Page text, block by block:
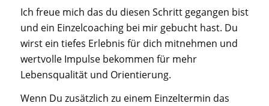
Ich freue mich das du diesen Schritt gegangen bist
und ein Einzelcoaching bei mir gebucht hast. Du
wirst ein tiefes Erlebnis für dich mitnehmen und
wertvolle Impulse bekommen für mehr
Lebensqualität und Orientierung.
Wenn Du zusätzlich zu einem Einzeltermin das